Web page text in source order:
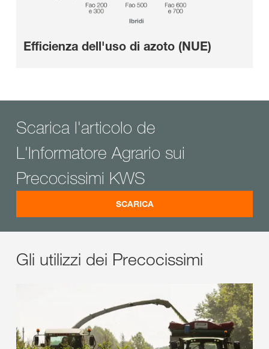
Efficienza dell'uso di azoto (NUE)
Scarica l'articolo de
L'Informatore Agrario sui
Precocissimi KWS
SCARICA
Gli utilizzi dei Precocissimi